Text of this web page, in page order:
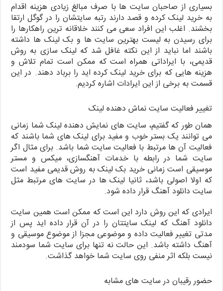
بسیاری از صاحبان سایت ها با صرف مبالغ زیادی هزینه اقدام
به خرید لینک کرده و قصد دارند رتبه سایتشان را در گوگل ارتقا
بخشند. اغلب این افراد سعی می کنند خلاقانه ترین راهکارها را
برای رسیدن به لیست بهترین سایت ها و بک لینک ها داشته
باشند اما نباید از این نکته غافل شد که لینک سازی به روش
قدیمی، با ایراداتی همراه است که ممکن است تمام تلاش و
هزینه هایی که برای خرید لینک کرده اید را برباد دهند. در این
قسمت به برخی از این ایرادات اشاره کردیم.
تغییر فعالیت سایت نماش دهنده لینک
همان طور که گفتیم، سایت های نمایش دهنده لینک شما زمانی
می توانند یک بستر خوب و مفید برای لینک های شما باشند که
فعالیت آن ها مرتبط با فعالیت سایت شما باشد. برای مثال اگر
سایت شما در رابطه با خدمات آهنگسازی، میکس و مستر
موسیقی است زمانی خرید بک لینک به روش قدیمی مفید است
که اولا اصولی باشد، ثانیا لینک ها در سایت های مرتبط مثل
سایت دانلود آهنگ قرار داده شود.
ایرادی که این روش دارد این است که ممکن است همین سایت
دانلود آهنگ که لینک سایتتان را در آن قرار داده اید پس از
مدتی تغییر فعالیت داده و موضوعی مجزا از موضوع موسیقی و
آهنگ داشته باشد. این حالت نه تنها برای سایت شما سودمند
نیست بلکه اثر منفی روی سایت شما خواهد گذاشت.
حضور رقیبان در سایت های مشابه